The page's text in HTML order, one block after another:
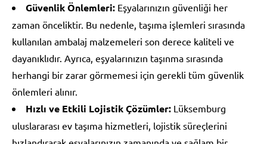
Güvenlik Önlemleri: Eşyalarınızın güvenliği her
zaman önceliktir. Bu nedenle, taşıma işlemleri sırasında
kullanılan ambalaj malzemeleri son derece kaliteli ve
dayanıklıdır. Ayrıca, eşyalarınızın taşınma sırasında
herhangi bir zarar görmemesi için gerekli tüm güvenlik
önlemleri alınır.
Hızlı ve Etkili Lojistik Çözümler: Lüksemburg
uluslararası ev taşıma hizmetleri, lojistik süreçlerini